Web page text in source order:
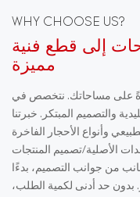
WHY CHOOSE US?
إلى قطع فنية
مميزة
على مساحاتك. نتخصص في
والتصميم المبتكر. خبرتنا
وأنواع الأحجار الفاخرة
الأصلية/تصميم المنتجات
من جوانب التصميم، بدءًا
بدون حد أدنى لكمية الطلب،